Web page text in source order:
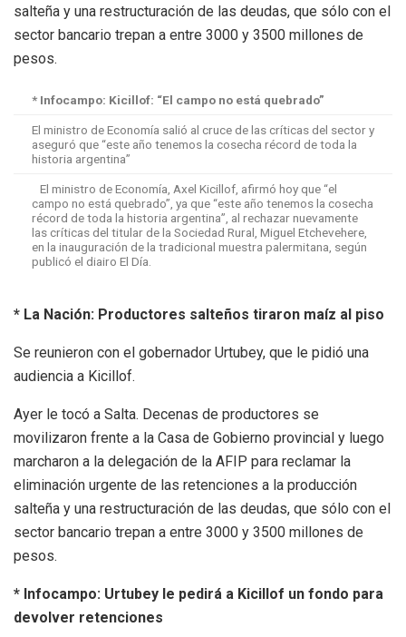
salteña y una restructuración de las deudas, que sólo con el
sector bancario trepan a entre 3000 y 3500 millones de
pesos.
* Infocampo: Kicillof: “El campo no está quebrado”
El ministro de Economía salió al cruce de las críticas del sector y
aseguró que “este año tenemos la cosecha récord de toda la
historia argentina”
El ministro de Economía, Axel Kicillof, afirmó hoy que “el
campo no está quebrado”, ya que “este año tenemos la cosecha
récord de toda la historia argentina”, al rechazar nuevamente
las críticas del titular de la Sociedad Rural, Miguel Etchevehere,
en la inauguración de la tradicional muestra palermitana, según
publicó el diairo El Día.
* La Nación: Productores salteños tiraron maíz al piso
Se reunieron con el gobernador Urtubey, que le pidió una
audiencia a Kicillof.
Ayer le tocó a Salta. Decenas de productores se
movilizaron frente a la Casa de Gobierno provincial y luego
marcharon a la delegación de la AFIP para reclamar la
eliminación urgente de las retenciones a la producción
salteña y una restructuración de las deudas, que sólo con el
sector bancario trepan a entre 3000 y 3500 millones de
pesos.
* Infocampo: Urtubey le pedirá a Kicillof un fondo para
devolver retenciones